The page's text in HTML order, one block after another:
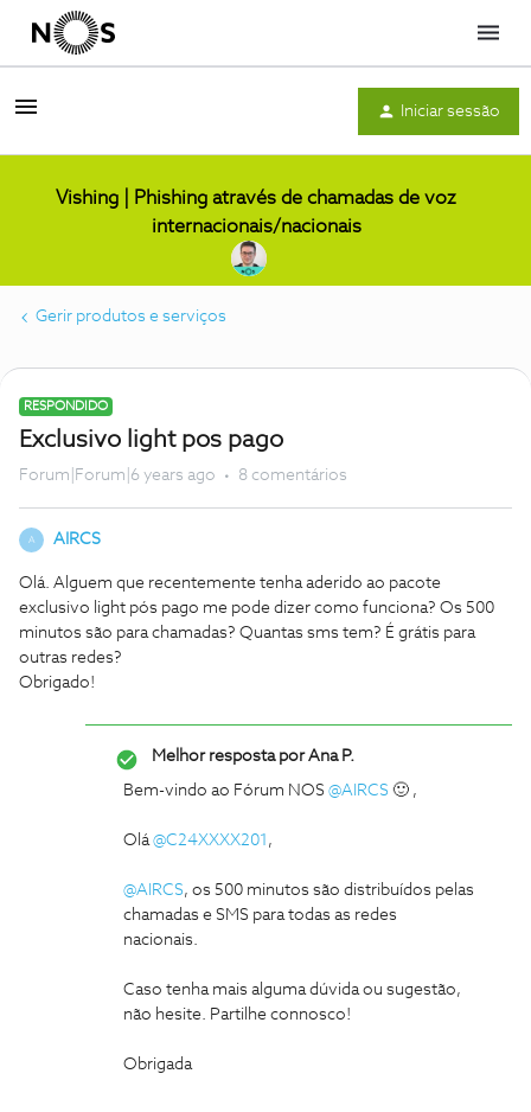
Menu
Iniciar sessão
Vishing | Phishing através de chamadas de voz
internacionais/nacionais
Gerir produtos e serviços
RESPONDIDO
Exclusivo light pos pago
Forum|Forum|6 years ago 8 comentários
A AIRCS
Olá. Alguem que recentemente tenha aderido ao pacote
exclusivo light pós pago me pode dizer como funciona? Os 500
minutos são para chamadas? Quantas sms tem? É grátis para
outras redes?
Obrigado!
Melhor resposta porAna P.
Bem-vindo ao Fórum NOS @AIRCS 🙂 ,
Olá@C24XXXX201 ,
@AIRCS, os 500 minutos são distribuídos pelas
chamadas e SMS para todas as redes
nacionais.
Caso tenha mais alguma dúvida ou sugestão,
não hesite. Partilhe connosco!
Obrigada